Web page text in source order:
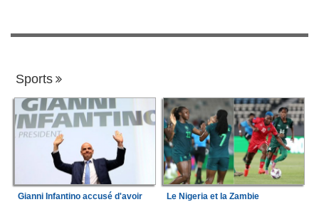
Sports
Gianni Infantino accusé d'avoir
Le Nigeria et la Zambie